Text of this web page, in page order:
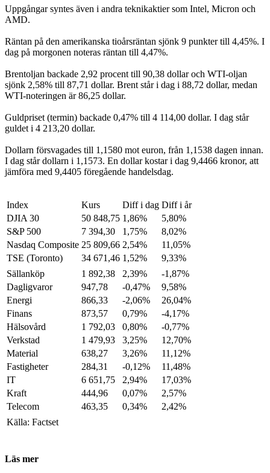
Uppgångar syntes även i andra teknikaktier som Intel, Micron och
AMD.
Räntan på den amerikanska tioårsräntan sjönk 9 punkter till 4,45%. I
dag på morgonen noteras räntan till 4,47%.
Brentoljan backade 2,92 procent till 90,38 dollar och WTI-oljan
sjönk 2,58% till 87,71 dollar. Brent står i dag i 88,72 dollar, medan
WTI-noteringen är 86,25 dollar.
Guldpriset (termin) backade 0,47% till 4 114,00 dollar. I dag står
guldet i 4 213,20 dollar.
Dollarn försvagades till 1,1580 mot euron, från 1,1538 dagen innan.
I dag står dollarn i 1,1573. En dollar kostar i dag 9,4466 kronor, att
jämföra med 9,4405 föregående handelsdag.
Index Kurs Diff i dag Diff i år
DJIA 30
50 848,75 1,86%
5,80%
S&P 500
7 394,30 1,75%
8,02%
Nasdaq Composite 25 809,66 2,54%
11,05%
TSE (Toronto)
34 671,46 1,52%
9,33%
Sällanköp
1 892,38 2,39%
-1,87%
Dagligvaror
947,78 -0,47%
9,58%
Energi
866,33 -2,06%
26,04%
Finans
873,57 0,79%
-4,17%
Hälsovård
1 792,03 0,80%
-0,77%
Verkstad
1 479,93 3,25%
12,70%
Material
638,27 3,26%
11,12%
Fastigheter
284,31 -0,12%
11,48%
IT
6 651,75 2,94%
17,03%
Kraft
444,96 0,07%
2,57%
Telecom
463,35 0,34%
2,42%
Källa: Factset
Läs mer